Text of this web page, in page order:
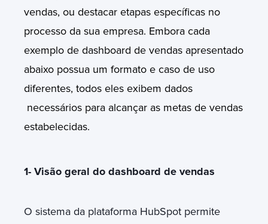
vendas, ou destacar etapas específicas no
processo da sua empresa. Embora cada
exemplo de dashboard de vendas apresentado
abaixo possua um formato e caso de uso
diferentes, todos eles exibem dados
necessários para alcançar as metas de vendas
estabelecidas.
1- Visão geral do dashboard de vendas
O sistema da plataforma HubSpot permite